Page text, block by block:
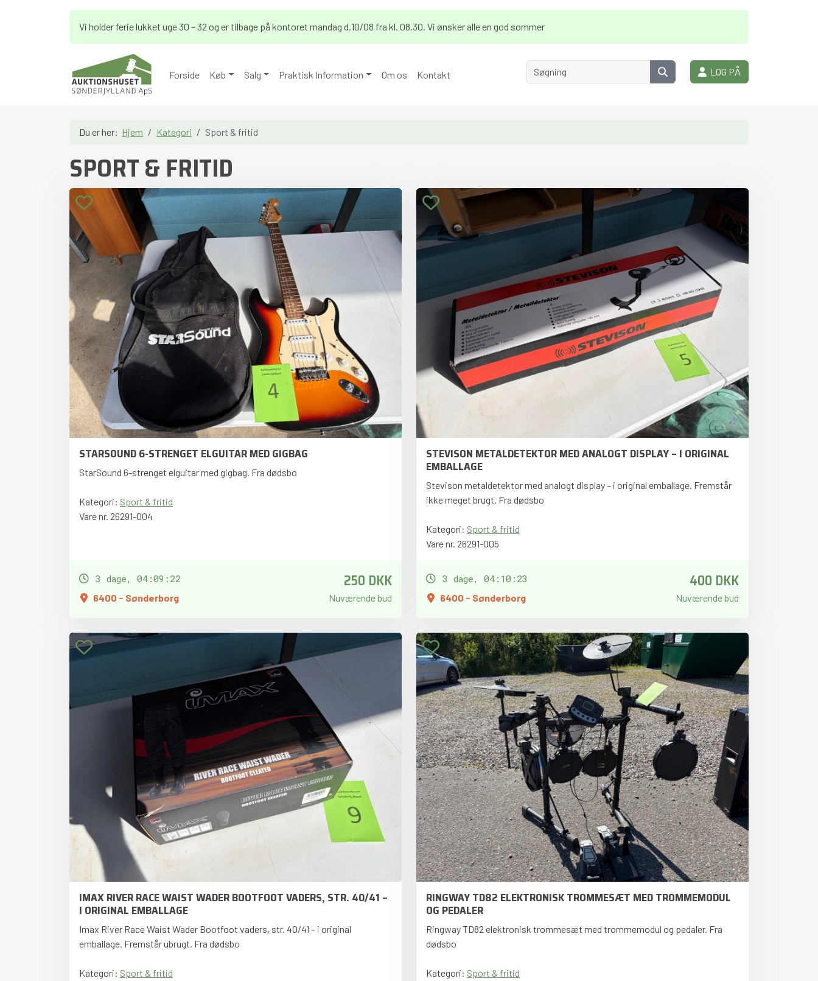
Vi holder ferie lukket uge 30 – 32 og er tilbage på kontoret mandag d.10/08 fra kl. 08.30. Vi ønsker alle en god sommer
Forside Køb Salg Praktisk Information Om os Kontakt LOG PÅ
Du er her: Hjem Kategori Sport & fritid
SPORT & FRITID
STARSOUND 6-STRENGET ELGUITAR MED GIGBAG
StarSound 6-strenget elguitar med gigbag. Fra dødsbo
Kategori: Sport & fritid
Vare nr. 26291-004
3 dage, 04:09:20
6400 - Sønderborg
250 DKK
Nuværende bud
STEVISON METALDETEKTOR MED ANALOGT DISPLAY – I ORIGINAL
EMBALLAGE
Stevison metaldetektor med analogt display – i original emballage. Fremstår
ikke meget brugt. Fra dødsbo
Kategori: Sport & fritid
Vare nr. 26291-005
3 dage, 04:10:21
6400 - Sønderborg
400 DKK
Nuværende bud
IMAX RIVER RACE WAIST WADER BOOTFOOT VADERS, STR. 40/41 –
I ORIGINAL EMBALLAGE
Imax River Race Waist Wader Bootfoot vaders, str. 40/41 – i original
emballage. Fremstår ubrugt. Fra dødsbo
Kategori: Sport & fritid
RINGWAY TD82 ELEKTRONISK TROMMESÆT MED TROMMEMODUL
OG PEDALER
Ringway TD82 elektronisk trommesæt med trommemodul og pedaler. Fra
dødsbo
Kategori: Sport & fritid